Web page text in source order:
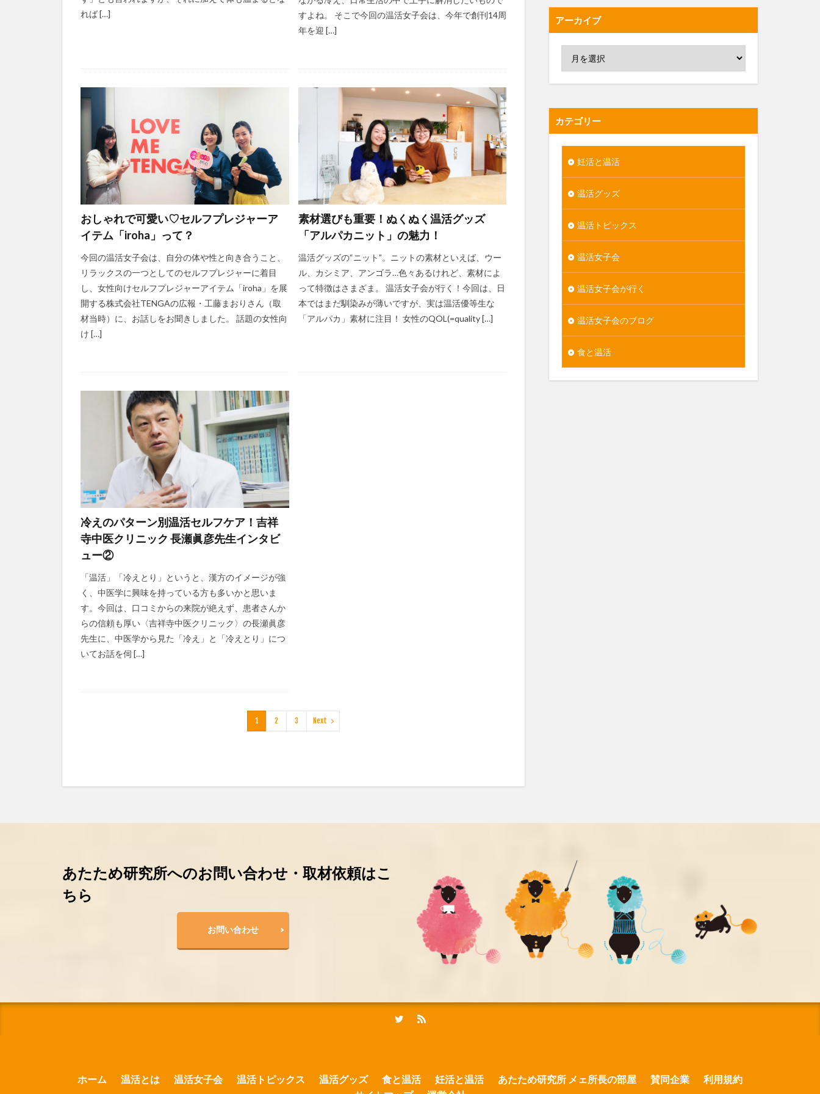
れば […]
すよね。 そこで今回の温活女子会は、今年で創刊14周
年を迎 […]
おしゃれで可愛い♡セルフプレジャーア
イテム「iroha」って？
今回の温活女子会は、自分の体や性と向き合うこと、
リラックスの一つとしてのセルフプレジャーに着目
し、女性向けセルフプレジャーアイテム「iroha」を展
開する株式会社TENGAの広報・工藤まおりさん（取
材当時）に、お話しをお聞きしました。 話題の女性向
け […]
素材選びも重要！ぬくぬく温活グッズ
「アルパカニット」の魅力！
温活グッズの“ニット”。ニットの素材といえば、ウー
ル、カシミア、アンゴラ…色々あるけれど、素材によ
って特徴はさまざま。 温活女子会が行く！今回は、日
本ではまだ馴染みが薄いですが、実は温活優等生な
「アルパカ」素材に注目！ 女性のQOL(=quality […]
冷えのパターン別温活セルフケア！吉祥
寺中医クリニック 長瀬眞彦先生インタビ
ュー②
「温活」「冷えとり」というと、漢方のイメージが強
く、中医学に興味を持っている方も多いかと思いま
す。今回は、口コミからの来院が絶えず、患者さんか
らの信頼も厚い〈吉祥寺中医クリニック〉の長瀬眞彦
先生に、中医学から見た「冷え」と「冷えとり」につ
いてお話を伺 […]
1 2 3 Next
アーカイブ
カテゴリー
妊活と温活
温活グッズ
温活トピックス
温活女子会
温活女子会が行く
温活女子会のブログ
食と温活
あたため研究所へのお問い合わせ・取材依頼はこ
ちら
お問い合わせ
ホーム 温活とは 温活女子会 温活トピックス 温活グッズ 食と温活 妊活と温活 あたため研究所 メェ所長の部屋 賛同企業
利用規約